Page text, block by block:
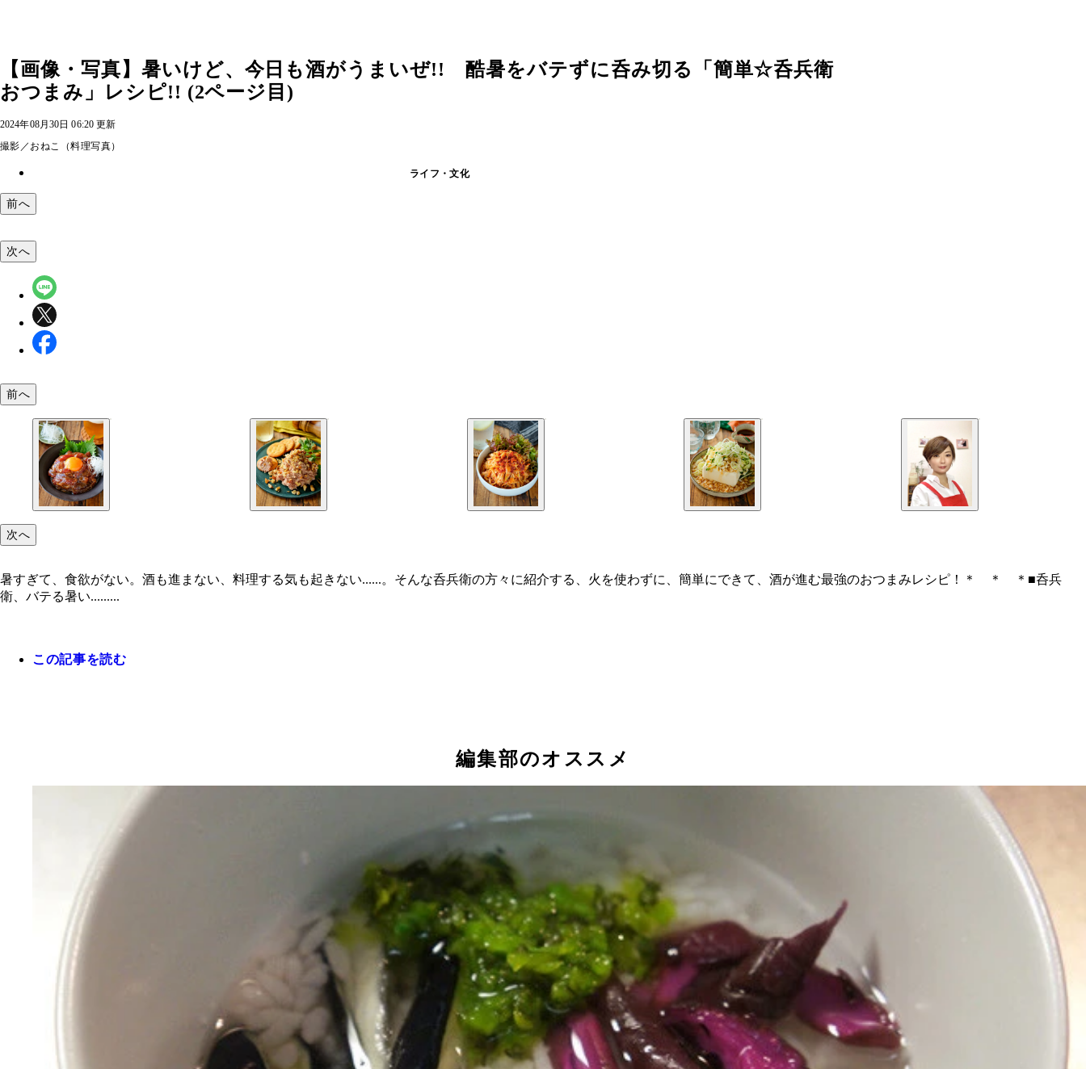
【画像・写真】暑いけど、今日も酒がうまいぜ!! 酷暑をバテずに呑み切る「簡単☆呑兵衛
おつまみ」レシピ!! (2ページ目)
2024年08月30日 06:20 更新
撮影／おねこ（料理写真）
ライフ・文化
前へ
次へ
前へ
次へ
暑すぎて、食欲がない。酒も進まない、料理する気も起きない......。そんな呑兵衛の方々に紹介する、火を使わずに、簡単にできて、酒が進む最強のおつまみレシピ！＊ ＊ ＊■呑兵
衛、バテる暑い.........
この記事を読む
編集部のオススメ